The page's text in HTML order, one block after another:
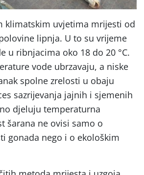
klimatskim uvjetima mrĳesti od
lipnja. U to su vrĳeme
u ribnjacima oko 18 do 20 °C.
vode ubrzavaju, a niske
spolne zrelosti u obaju
sazrĳevanja jajnih i sjemenih
djeluju temperaturna
šarana ne ovisi samo o
gonada nego i o ekološkim